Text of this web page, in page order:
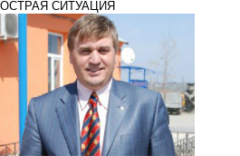
ОСТРАЯ СИТУАЦИЯ